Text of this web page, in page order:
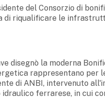
del Consorzio di
di riqualificare le
disegnò la moderna
rappresentano per
di ANBI, intervenuto
ferrarese, in cui